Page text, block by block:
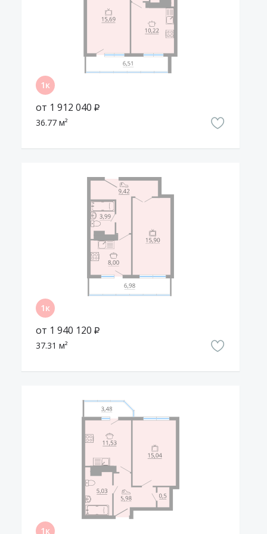
С детьми и друзьями будет приятно гулять по аллеям
парка Победы, до которого идти 20 минут.
Внутри района много магазинов и торговых центров, в
том числе ТЦ «Северный», «Московский проспект»,
«Дон», «Арена», а вечером можно укрыться в одном из
кафе на улице Хользунова или Московском проспекте.
Около дома оборудованы детские площадки для разных
возрастов и лавочки для родителей и бабушек. Во дворе
высажены рябины, ивы, клен, жимолость, каштаны и
будет тень и свежий воздух.
Жизнь внутри
Конструкция дома
17-этажный монолитно-кирпичный дом состоит из
восьми секций и относится к классу жилья «Комфорт».
Фасад облицован кирпичом светло-серых, песочных и
шоколадных оттенков, придающих зданию законченный и
ухоженный вид. В квартирах высокие потолки 2,7 метра,
позволяющие установить натяжные потолки.
Энергоэффективность
Дом подключен к центральному отоплению. Фасад
оставлять машины на подземной парковке, а для гостей
предусмотрена стоянка около дома.
Cообщить о неточности в описании
от 1 912 040 ₽
36.77 м²
от 1 940 120 ₽
37.31 м²